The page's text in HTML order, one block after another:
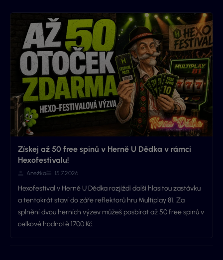
Získej až 50 free spinů v Herně U Dědka v rámci
Hexofestivalu!
Anežka 15.7.2026
Hexofestival v Herně U Dědka rozjíždí další hlasitou zastávku
a tentokrát staví do záře reflektorů hru Multiplay 81. Za
splnění dvou herních výzev můžeš posbírat až 50 free spinů v
celkové hodnotě 1700 Kč.